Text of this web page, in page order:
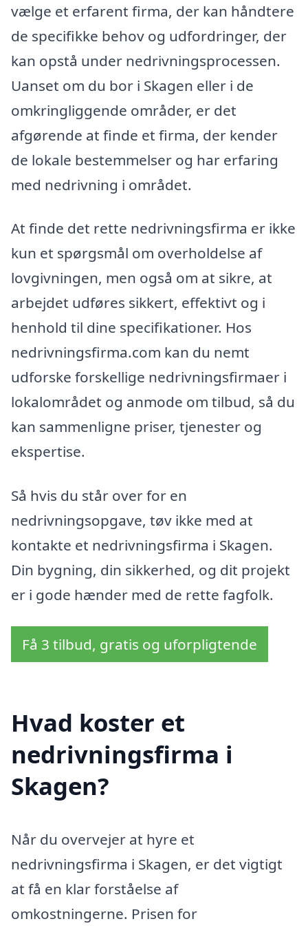
vælge et erfarent firma, der kan håndtere
de specifikke behov og udfordringer, der
kan opstå under nedrivningsprocessen.
Uanset om du bor i Skagen eller i de
omkringliggende områder, er det
afgørende at finde et firma, der kender
de lokale bestemmelser og har erfaring
med nedrivning i området.
At finde det rette nedrivningsfirma er ikke
kun et spørgsmål om overholdelse af
lovgivningen, men også om at sikre, at
arbejdet udføres sikkert, effektivt og i
henhold til dine specifikationer. Hos
nedrivningsfirma.com kan du nemt
udforske forskellige nedrivningsfirmaer i
lokalområdet og anmode om tilbud, så du
kan sammenligne priser, tjenester og
ekspertise.
Så hvis du står over for en
nedrivningsopgave, tøv ikke med at
kontakte et nedrivningsfirma i Skagen.
Din bygning, din sikkerhed, og dit projekt
er i gode hænder med de rette fagfolk.
Få 3 tilbud, gratis og uforpligtende
Hvad koster et
nedrivningsfirma i
Skagen?
Når du overvejer at hyre et
nedrivningsfirma i Skagen, er det vigtigt
at få en klar forståelse af
omkostningerne. Prisen for